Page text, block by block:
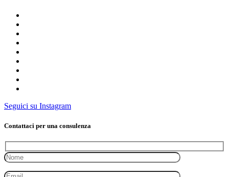
Seguici su Instagram
Contattaci per una consulenza